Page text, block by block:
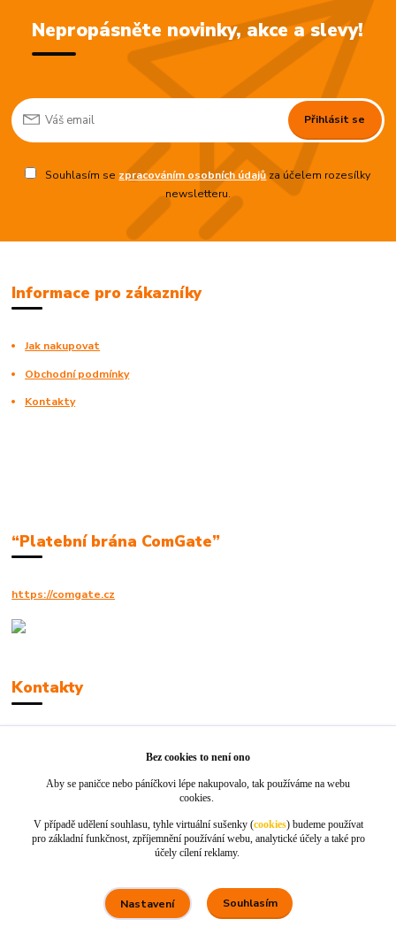
Nepropásněte novinky, akce a slevy!
Přihlásit se
Souhlasím se zpracováním osobních údajůza účelem rozesílky
newsletteru.
Informace pro zákazníky
Jak nakupovat
Obchodní podmínky
Kontakty
“Platební brána ComGate”
https://comgate.cz
Kontakty
info@jackie-shop.cz
Vytvořeno na Eshop-rychle.cz
Bez cookies to není ono
Aby se paničce nebo páníčkovi lépe nakupovalo, tak používáme na webu
cookies.
V případě udělení souhlasu, tyhle virtuální sušenky (cookies) budeme používat
pro základní funkčnost, zpříjemnění používání webu, analytické účely a také pro
účely cílení reklamy.
Nastavení Souhlasím